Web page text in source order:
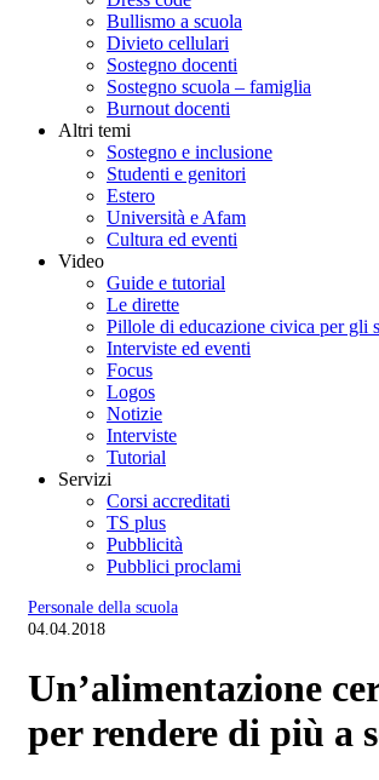
Bullismo a scuola
Divieto cellulari
Sostegno docenti
Sostegno scuola – famiglia
Burnout docenti
Altri temi
Sostegno e inclusione
Studenti e genitori
Estero
Università e Afam
Cultura ed eventi
Video
Guide e tutorial
Le dirette
Pillole di educazione civica per gli
Interviste ed eventi
Focus
Logos
Notizie
Interviste
Tutorial
Servizi
Corsi accreditati
TS plus
Pubblicità
Pubblici proclami
Personale della scuola
04.04.2018
Un’alimentazione
per rendere di più a